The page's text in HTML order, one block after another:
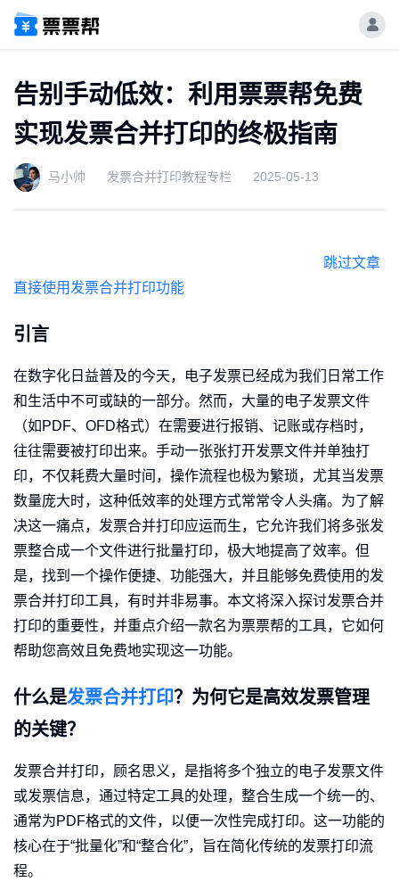
告别手动低效：利用票票帮免费
实现发票合并打印的终极指南
马小帅 发票合并打印教程专栏 2025-05-13
跳过文章
直接使用发票合并打印功能
引言
在数字化日益普及的今天，电子发票已经成为我们日常工作
和生活中不可或缺的一部分。然而，大量的电子发票文件
（如PDF、OFD格式）在需要进行报销、记账或存档时，
往往需要被打印出来。手动一张张打开发票文件并单独打
印，不仅耗费大量时间，操作流程也极为繁琐，尤其当发票
数量庞大时，这种低效率的处理方式常常令人头痛。为了解
决这一痛点，发票合并打印应运而生，它允许我们将多张发
票整合成一个文件进行批量打印，极大地提高了效率。但
是，找到一个操作便捷、功能强大，并且能够免费使用的发
票合并打印工具，有时并非易事。本文将深入探讨发票合并
打印的重要性，并重点介绍一款名为票票帮的工具，它如何
帮助您高效且免费地实现这一功能。
什么是发票合并打印？为何它是高效发票管理
的关键？
发票合并打印，顾名思义，是指将多个独立的电子发票文件
或发票信息，通过特定工具的处理，整合生成一个统一的、
通常为PDF格式的文件，以便一次性完成打印。这一功能的
核心在于“批量化”和“整合化”，旨在简化传统的发票打印流
程。